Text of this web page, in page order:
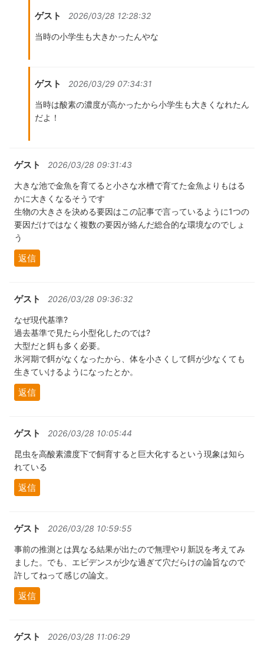
ゲスト 2026/03/28 12:28:32
当時の小学生も大きかったんやな
ゲスト 2026/03/29 07:34:31
当時は酸素の濃度が高かったから小学生も大きくなれたん
だよ！
ゲスト 2026/03/28 09:31:43
大きな池で金魚を育てると小さな水槽で育てた金魚よりもはる
かに大きくなるそうです
生物の大きさを決める要因はこの記事で言っているように1つの
要因だけではなく複数の要因が絡んだ総合的な環境なのでしょ
う
返信
ゲスト 2026/03/28 09:36:32
なぜ現代基準?
過去基準で見たら小型化したのでは?
大型だと餌も多く必要。
氷河期で餌がなくなったから、体を小さくして餌が少なくても
生きていけるようになったとか。
返信
ゲスト 2026/03/28 10:05:44
昆虫を高酸素濃度下で飼育すると巨大化するという現象は知ら
れている
返信
ゲスト 2026/03/28 10:59:55
事前の推測とは異なる結果が出たので無理やり新説を考えてみ
ました。でも、エビデンスが少な過ぎて穴だらけの論旨なので
許してねって感じの論文。
返信
ゲスト 2026/03/28 11:06:29